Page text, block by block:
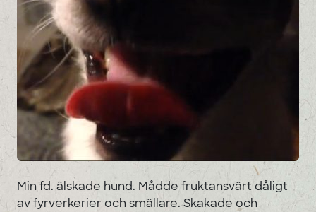
Min fd. älskade hund. Mådde fruktansvärt dåligt
av fyrverkerier och smällare. Skakade och